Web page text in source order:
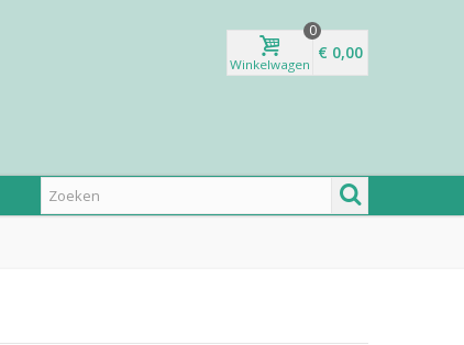
Winkelwagen
0
€ 0,00